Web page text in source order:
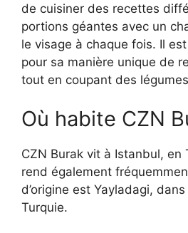
de cuisiner des recettes
portions géantes avec un
le visage à chaque fois. Il
pour sa manière unique de
tout en coupant des
Où habite CZN
CZN Burak vit à Istanbul, en
rend également
d’origine est Yayladagi,
Turquie.